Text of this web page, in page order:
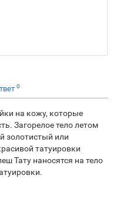
0
на кожу, которые
Загорелое тело летом
золотистый или
татуировки
Тату наносятся на тело